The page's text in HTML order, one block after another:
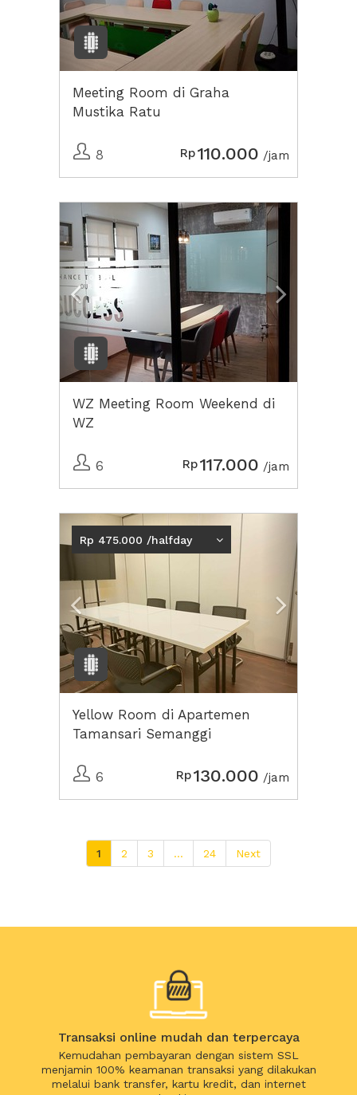
Meeting Room di Graha
Mustika Ratu
8 Rp110.000 /jam
Previous Next2
WZ Meeting Room Weekend di
WZ
6 Rp117.000 /jam
Previous
Rp 475.000 /halfday
Yellow Room di Apartemen
Tamansari Semanggi
6 Rp130.000 /jam
1 2 3 ... 24 Next
Transaksi online mudah dan terpercaya
Kemudahan pembayaran dengan sistem SSL
menjamin 100% keamanan transaksi yang dilakukan
melalui bank transfer, kartu kredit, dan internet